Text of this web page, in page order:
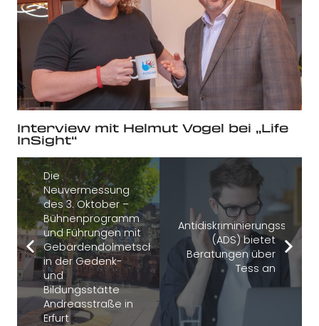
Interview mit Helmut Vogel bei „Life
InSight“
Die
Neuvermessung
des 3. Oktober –
Bühnenprogramm
und Führungen mit
Gebärdendolmetschung
in der Gedenk-
und
Bildungsstätte
Andreasstraße in
Erfurt
Antidiskriminierungsstelle
(ADS) bietet
Beratungen über
Tess an